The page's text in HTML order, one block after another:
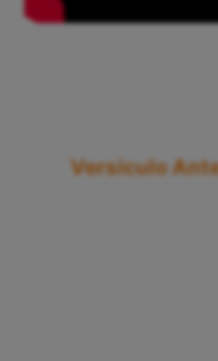
Versículo